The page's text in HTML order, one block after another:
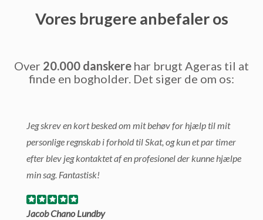
Vores brugere anbefaler os
Over 20.000 danskere har brugt Ageras til at
finde en bogholder. Det siger de om os:
Jeg skrev en kort besked om mit behøv for hjælp til mit
personlige regnskab i forhold til Skat, og kun et par timer
efter blev jeg kontaktet af en profesionel der kunne hjælpe
min sag. Fantastisk!
Jacob Chano Lundby